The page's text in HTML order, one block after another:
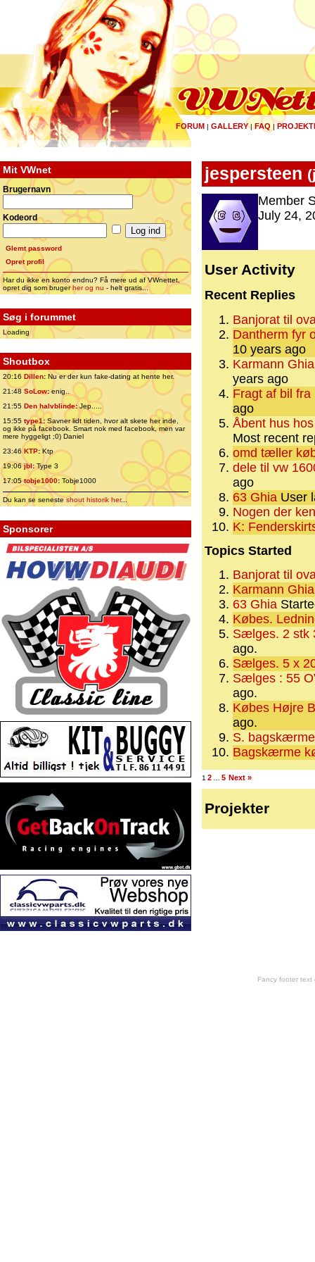
FORUM | GALLERY|FAQ |
Mit VWnet
Brugernavn
Kodeord
Glemt password
Opret profil
Har du ikke en konto endnu? Få mere ud af VWnettet,
opret dig som brugerher og nu - helt gratis...
Søg i forummet
Loading
Shoutbox
20:16 Dillen: Nu er der kun fake-dating at hente her.
21:48 SoLow:enig..
21:55 Den halvblinde:Jep.....
15:55 type1:Savner lidt tiden, hvor alt skete her inde,
og ikke på facebook. Smart nok med facebook, men var
mere hyggeligt ;0) Daniel
23:46 KTP:Ktp
19:06jbl:Type 3
17:05tobje1000: Tobje1000
Du kan se senesteshout historik her...
Sponsorer
jespersteen (
Member
July 24,
User Activity
Recent Replies
Banjorat til
Dantherm fyr
10 years ago
Karmann
years ago
Fragt af bil fra
ago
Åbent hus
Most recent
omd tæller
dele til vw
ago
63 Ghia User
Nogen der
K:
Topics Started
Banjorat til
Karmann
63 Ghia
Købes.
Sælges. 2 stk
ago.
Sælges. 5 x
Sælges : 55
ago.
Købes Højre
ago.
S.
Bagskærme
1 2 5 Next »
Projekter
Fancy footer